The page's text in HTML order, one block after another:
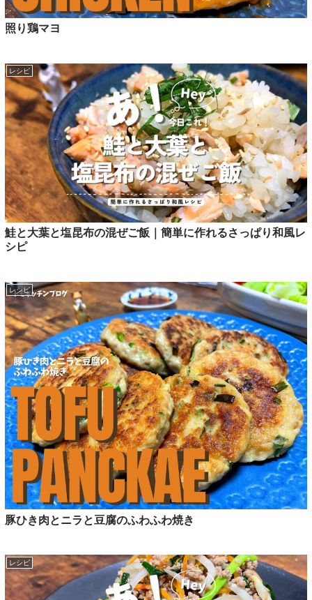
照り鶏マヨ
レシピ
鮭と大葉と塩昆布の混ぜご飯｜簡単に作れるさっぱり和風レ
シピ
レシピ
豚ひき肉とニラと豆腐のふわふわ焼き
レシピ